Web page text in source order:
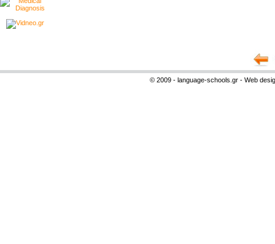
© 2009 - language-schools.gr - Web